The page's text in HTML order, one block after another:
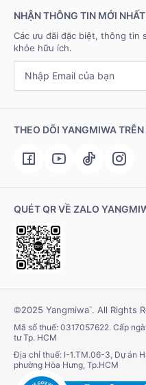
NHẬN THÔNG TIN MỚI
Các ưu đãi đặc biệt, thông tin
khỏe hữu ích.
THEO DÕI YANGMIWA TRÊN
QUÉT QR VỀ ZALO
©2025 Yangmiwa™. All Rights
Mã số thuế: 0317057622. Cấp
tư Tp. HCM
Địa chỉ thuế: I-1.TM.06-3, Dự án
phường Hòa Hưng, Tp.HCM